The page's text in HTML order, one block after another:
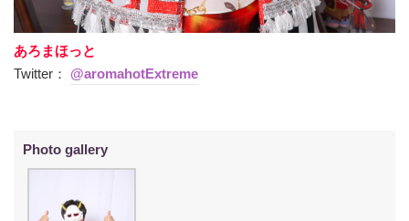
あろまほっと
Twitter： @aromahotExtreme